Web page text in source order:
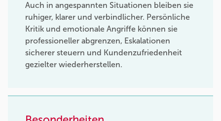
Auch in angespannten Situationen bleiben sie
ruhiger, klarer und verbindlicher. Persönliche
Kritik und emotionale Angriffe können sie
professioneller abgrenzen, Eskalationen
sicherer steuern und Kundenzufriedenheit
gezielter wiederherstellen.